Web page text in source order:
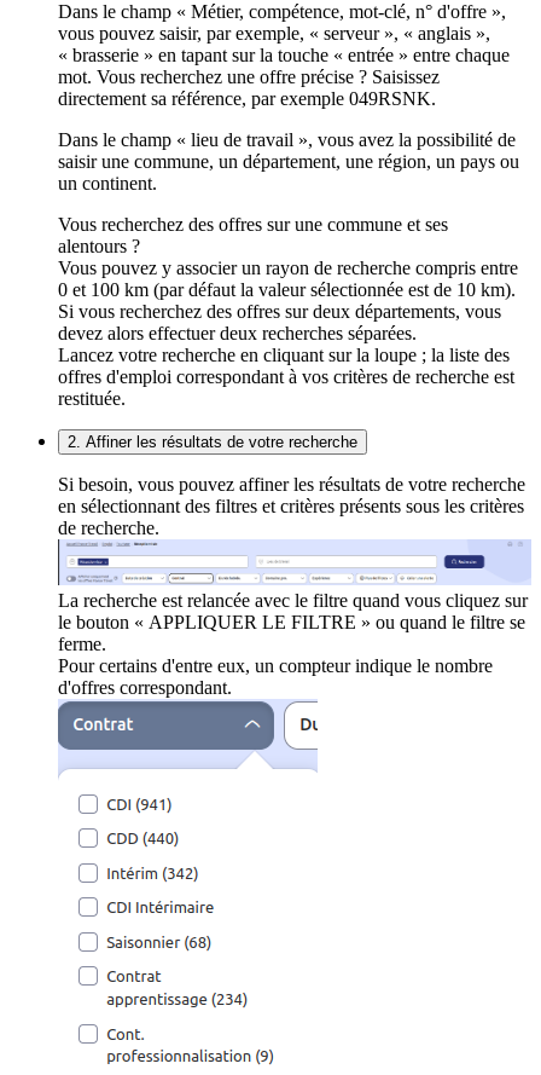
Dans le champ « Métier, compétence, mot-clé, n° d'offre »,
vous pouvez saisir, par exemple, « serveur », « anglais »,
« brasserie » en tapant sur la touche « entrée » entre chaque
mot. Vous recherchez une offre précise ? Saisissez
directement sa référence, par exemple 049RSNK.
Dans le champ « lieu de travail », vous avez la possibilité de
saisir une commune, un département, une région, un pays ou
un continent.
Vous recherchez des offres sur une commune et ses
alentours ?
Vous pouvez y associer un rayon de recherche compris entre
0 et 100 km (par défaut la valeur sélectionnée est de 10 km).
Si vous recherchez des offres sur deux départements, vous
devez alors effectuer deux recherches séparées.
Lancez votre recherche en cliquant sur la loupe ; la liste des
offres d'emploi correspondant à vos critères de recherche est
restituée.
2. Affiner les résultats de votre recherche
Si besoin, vous pouvez affiner les résultats de votre recherche
en sélectionnant des filtres et critères présents sous les critères
de recherche.
La recherche est relancée avec le filtre quand vous cliquez sur
le bouton « APPLIQUER LE FILTRE » ou quand le filtre se
ferme.
Pour certains d'entre eux, un compteur indique le nombre
d'offres correspondant.